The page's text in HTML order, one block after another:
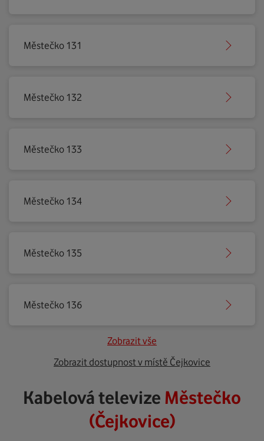
Městečko 131
Městečko 132
Městečko 133
Městečko 134
Městečko 135
Městečko 136
Zobrazit vše
Zobrazit dostupnost v místě Čejkovice
Kabelová televize Městečko
(Čejkovice)